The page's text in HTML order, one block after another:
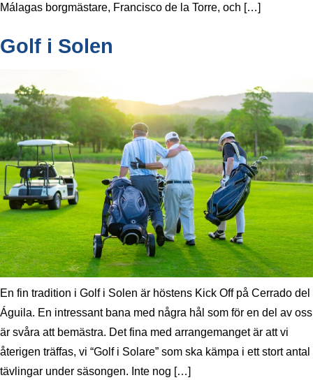
Málagas borgmästare, Francisco de la Torre, och […]
Golf i Solen
En fin tradition i Golf i Solen är höstens Kick Off på Cerrado del
Águila. En intressant bana med några hål som för en del av oss
är svåra att bemästra. Det fina med arrangemanget är att vi
återigen träffas, vi “Golf i Solare” som ska kämpa i ett stort antal
tävlingar under säsongen. Inte nog […]